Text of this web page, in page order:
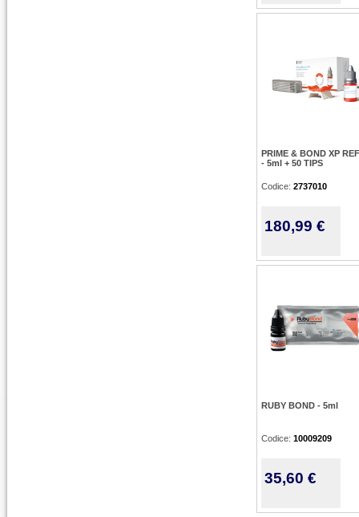
PRIME & BOND XP
- 5ml + 50 TIPS
Codice: 2737010
180,99 €
RUBY BOND - 5ml
Codice: 10009209
35,60 €